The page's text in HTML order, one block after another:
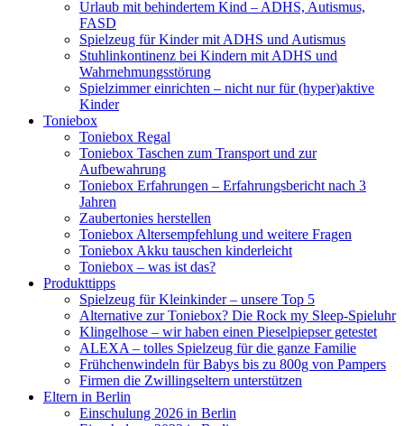
Urlaub mit behindertem Kind – ADHS, Autismus,
FASD
Spielzeug für Kinder mit ADHS und Autismus
Stuhlinkontinenz bei Kindern mit ADHS und
Wahrnehmungsstörung
Spielzimmer einrichten – nicht nur für (hyper)aktive
Kinder
Toniebox
Toniebox Regal
Toniebox Taschen zum Transport und zur
Aufbewahrung
Toniebox Erfahrungen – Erfahrungsbericht nach 3
Jahren
Zaubertonies herstellen
Toniebox Altersempfehlung und weitere Fragen
Toniebox Akku tauschen kinderleicht
Toniebox – was ist das?
Produkttipps
Spielzeug für Kleinkinder – unsere Top 5
Alternative zur Toniebox? Die Rock my Sleep-Spieluhr
Klingelhose – wir haben einen Pieselpiepser getestet
ALEXA – tolles Spielzeug für die ganze Familie
Frühchenwindeln für Babys bis zu 800g von Pampers
Firmen die Zwillingseltern unterstützen
Eltern in Berlin
Einschulung 2026 in Berlin